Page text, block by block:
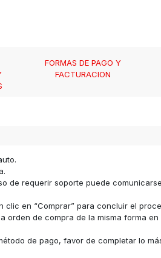
FORMAS DE PAGO Y
FACTURACION
de requerir soporte puede
en “Comprar” para concluir el
de compra de la misma forma
de pago, favor de completar lo